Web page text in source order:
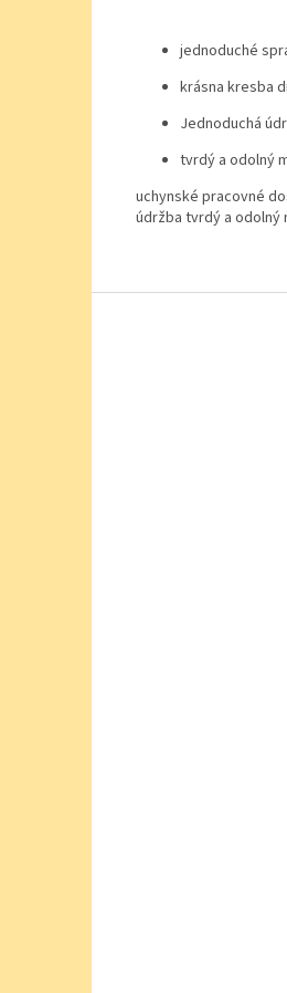
jednoduché
krásna kresba
Jednoduchá
tvrdý a odolný
uchynské pracovné
údržba tvrdý a odolný